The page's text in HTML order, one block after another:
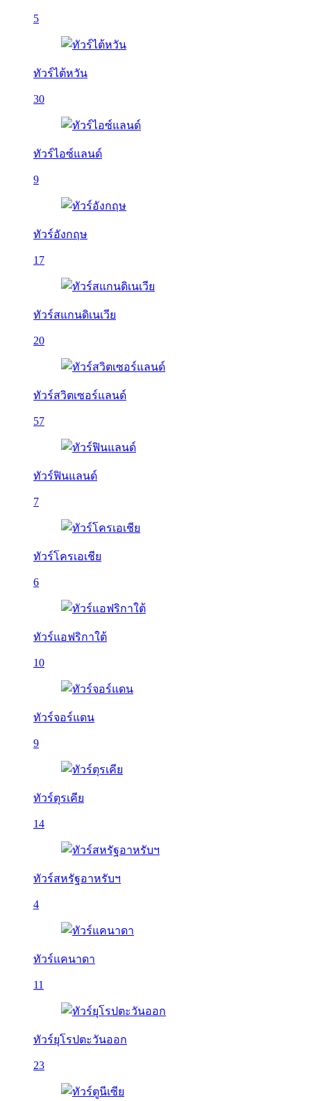
5
ทัวร์ไต้หวัน
30
ทัวร์ไอซ์แลนด์
9
ทัวร์อังกฤษ
17
ทัวร์สแกนดิเนเวีย
20
ทัวร์สวิตเซอร์แลนด์
57
ทัวร์ฟินแลนด์
7
ทัวร์โครเอเชีย
6
ทัวร์แอฟริกาใต้
10
ทัวร์จอร์แดน
9
ทัวร์ตุรเคีย
14
ทัวร์สหรัฐอาหรับฯ
4
ทัวร์แคนาดา
11
ทัวร์ยุโรปตะวันออก
23